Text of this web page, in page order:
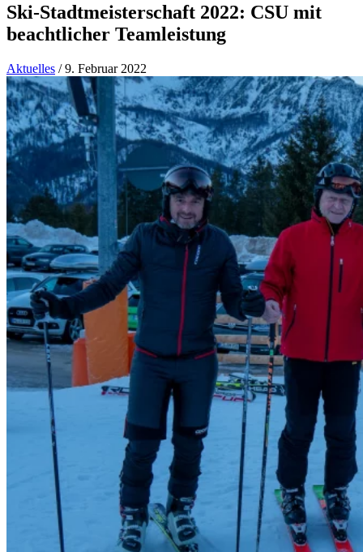
Ski-Stadtmeisterschaft 2022: CSU mit
beachtlicher Teamleistung
Aktuelles /9. Februar 2022